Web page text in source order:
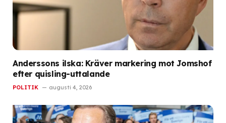
Anderssons ilska: Kräver markering mot Jomshof
efter quisling-uttalande
POLITIK augusti 4, 2026